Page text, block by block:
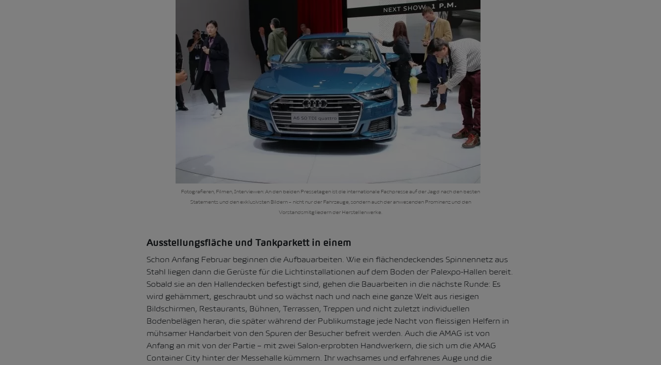
Fotografieren, Filmen, Interviewen: An den beiden Pressetagen ist die internationale Fachpresse auf der Jagd nach den besten
Statements und den exklusivsten Bildern – nicht nur der Fahrzeuge, sondern auch der anwesenden Prominenz und den
Vorstandsmitgliedern der Herstellerwerke.
Ausstellungsfläche und Tankparkett in einem
Schon Anfang Februar beginnen die Aufbauarbeiten. Wie ein flächendeckendes Spinnennetz aus
Stahl liegen dann die Gerüste für die Lichtinstallationen auf dem Boden der Palexpo-Hallen bereit.
Sobald sie an den Hallendecken befestigt sind, gehen die Bauarbeiten in die nächste Runde: Es
wird gehämmert, geschraubt und so wächst nach und nach eine ganze Welt aus riesigen
Bildschirmen, Restaurants, Bühnen, Terrassen, Treppen und nicht zuletzt individuellen
Bodenbelägen heran, die später während der Publikumstage jede Nacht von fleissigen Helfern in
mühsamer Handarbeit von den Spuren der Besucher befreit werden. Auch die AMAG ist von
Anfang an mit von der Partie – mit zwei Salon-erprobten Handwerkern, die sich um die AMAG
Container City hinter der Messehalle kümmern. Ihr wachsames und erfahrenes Auge und die